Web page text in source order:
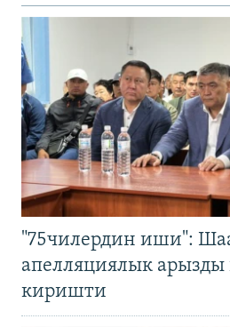
"75чилердин иши":
апелляциялык арызды
киришти